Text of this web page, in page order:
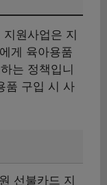
원사업은 지
게 육아용품
는 정책입니
품 구입 시 사
선불카드 지